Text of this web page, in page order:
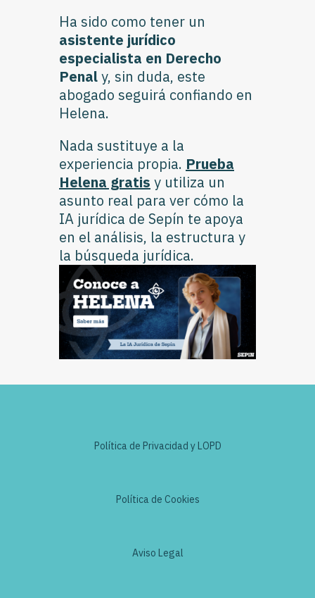
Ha sido como tener un
asistente jurídico
especialista en Derecho
Penaly, sin duda, este
abogado seguirá confiando en
Helena.
Nada sustituye a la
experiencia propia. Prueba
Helena gratis y utiliza un
asunto real para ver cómo la
IA jurídica de Sepín te apoya
en el análisis, la estructura y
la búsqueda jurídica.
Política de Privacidad y LOPD
Política de Cookies
Aviso Legal